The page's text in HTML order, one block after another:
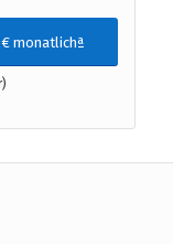
€ monatlichª